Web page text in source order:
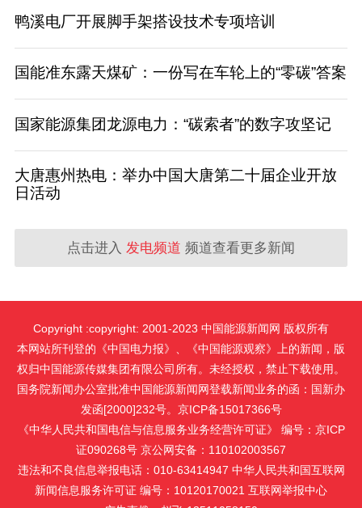
鸭溪电厂开展脚手架搭设技术专项培训
国能准东露天煤矿：一份写在车轮上的“零碳”答案
国家能源集团龙源电力：“碳索者”的数字攻坚记
大唐惠州热电：举办中国大唐第二十届企业开放
日活动
点击进入 发电频道 频道查看更多新闻
Copyright :copyright: 2001-2023 中国能源新闻网 版权所有
本网站所刊登的《中国电力报》、《中国能源观察》上的新闻，版
权归中国能源传媒集团有限公司所有。未经授权，禁止下载使用。
国务院新闻办公室批准中国能源新闻网登载新闻业务的函：国新办
发函[2000]232号。京ICP备15017366号
《中华人民共和国电信与信息服务业务经营许可证》 编号：京ICP
证090268号 京公网安备：110102003567
违法和不良信息举报电话：010-63414947 中华人民共和国互联网
新闻信息服务许可证 编号：10120170021 互联网举报中心